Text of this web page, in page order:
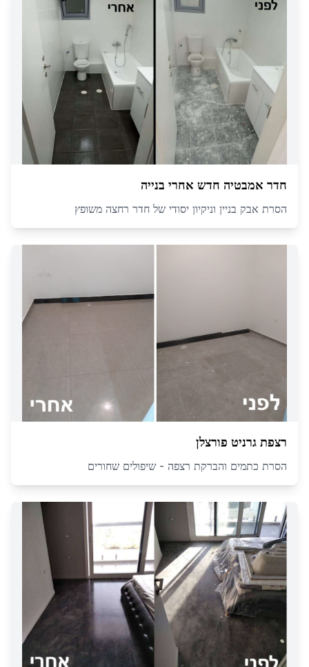
חדר אמבטיה חדש אחרי בנייה
הסרת אבק בניין וניקיון יסודי של חדר רחצה משופץ
רצפת גרניט פורצלן
הסרת כתמים והברקת רצפה - שיפולים שחורים